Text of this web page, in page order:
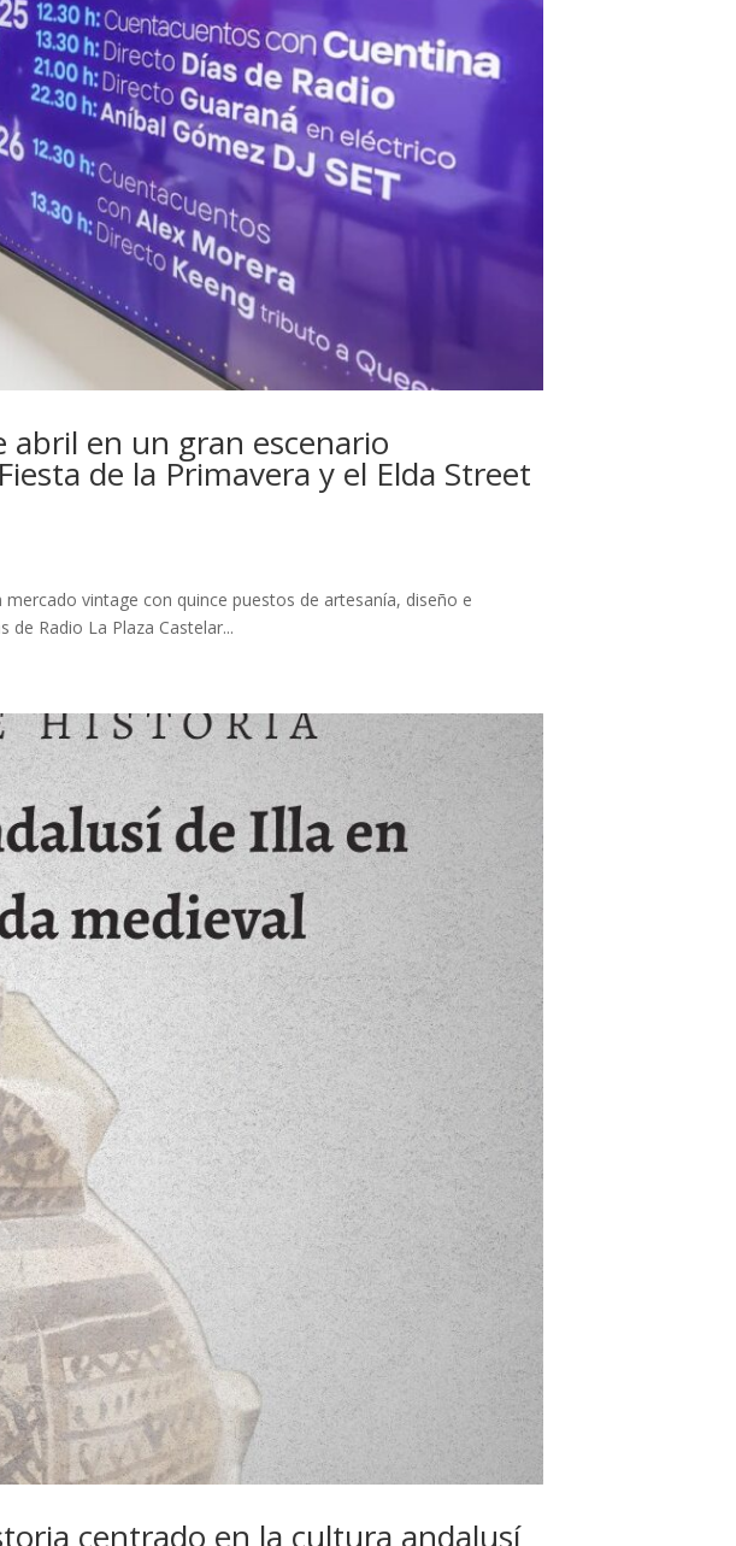
abril en un gran escenario
de la Primavera y el Elda Street
vintage con quince puestos de artesanía, diseño e
Radio La Plaza Castelar...
centrado en la cultura andalusí